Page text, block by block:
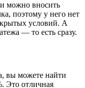
можно вносить
поэтому у него нет
условий. А
— то есть сразу.
вы можете найти
Это отличная